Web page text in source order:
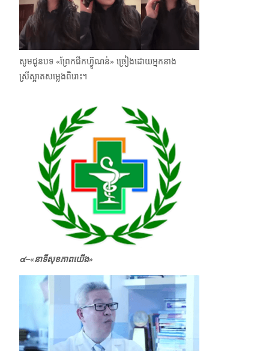
សូមជូនបទ «ព្រែកជីកហ៊្វូណន់» ច្រៀងដោយអ្នកនាង
ស្រីស្អាតសម្លេងពិរោះ។
๔–«នាទីសុខភាពយើង»